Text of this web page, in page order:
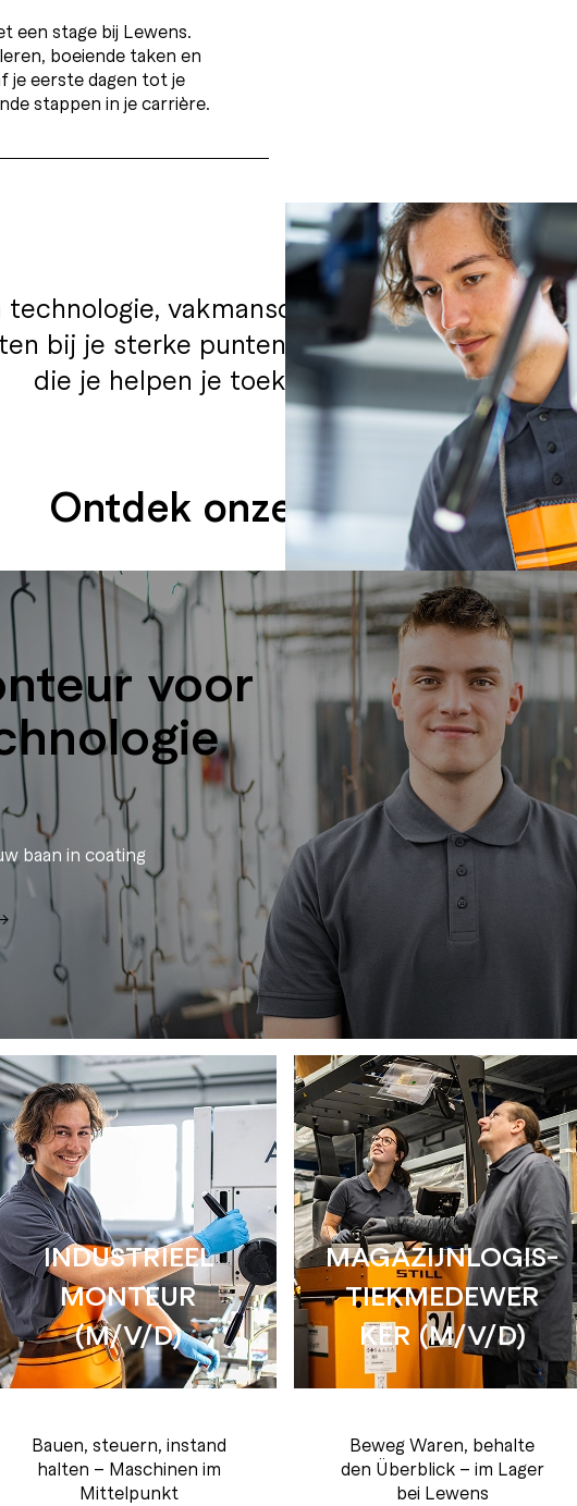
een stage bij Lewens.
boeiende taken en
je eerste dagen tot je
stappen in je carrière.
vakmanschap of administratie –
bij je sterke punten en interesses. Ontdek
die je helpen je toekomst vorm te geven.
Ontdek onze opleidingen
voor
baan in coating
INDUSTRIEEL
MONTEUR
(M/V/D)
Bauen, steuern, instand
halten – Maschinen im
Mittelpunkt
MA­GA­ZIJN­LO­GIS­
TIEK­ME­DE­WER­
KER (M/V/D)
Beweg Waren, behalte
den Überblick – im Lager
bei Lewens